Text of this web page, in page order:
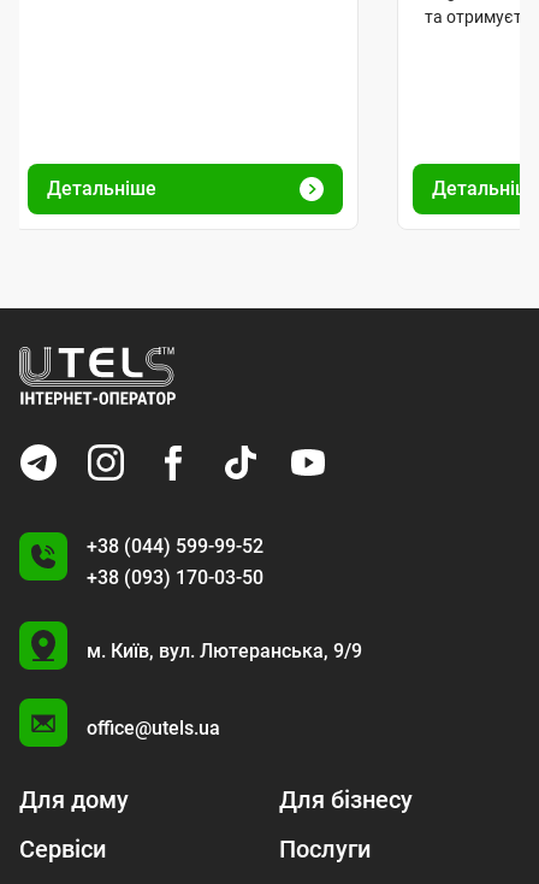
Детальніше
та
+38 (044) 599-99-52
+38 (093) 170-03-50
U
м. Київ, вул. Лютеранська, 9/9
office@utels.ua
Для дому
Для бізнесу
Сервіси
Послуги